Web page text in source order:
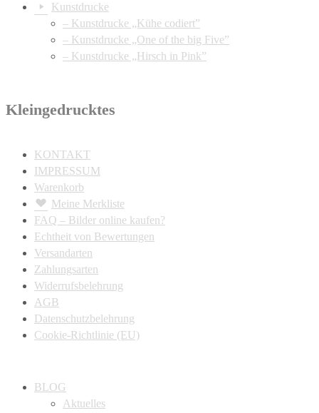
Kunstdrucke
– Kunstdrucke „Kühe codiert”
– Kunstdrucke „One of the big Five”
– Kunstdrucke „Hirsch in Pink”
Kleingedrucktes
KONTAKT
IMPRESSUM
Warenkorb
Meine Merkliste
FAQ – Bilder online kaufen?
Echtheit von Bewertungen
Versandarten
Zahlungsarten
Widerrufsbelehrung
AGB
Datenschutzbelehrung
Cookie-Richtlinie (EU)
BLOG
Aktuelles